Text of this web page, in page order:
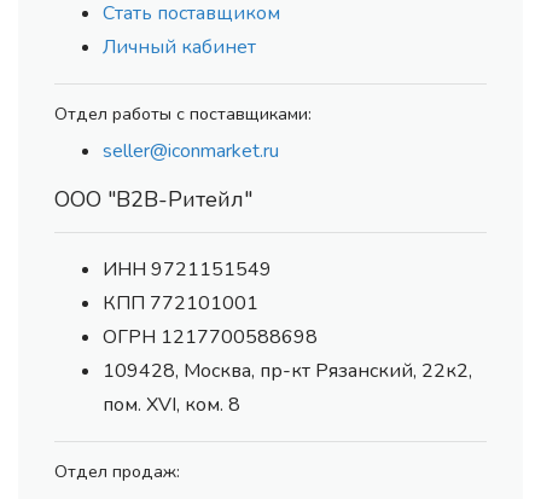
Стать поставщиком
Личный кабинет
Отдел работы с поставщиками:
seller@iconmarket.ru
ООО "В2В-Ритейл"
ИНН 9721151549
КПП 772101001
ОГРН 1217700588698
109428, Москва, пр-кт Рязанский, 22к2,
пом. XVI, ком. 8
Отдел продаж: